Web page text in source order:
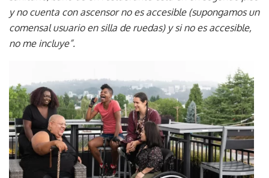
y no cuenta con ascensor no es accesible (supongamos un
comensal usuario en silla de ruedas) y si no es accesible,
no me incluye”.